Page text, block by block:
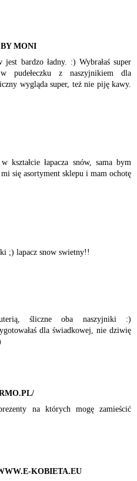
MONI
jest bardzo ładny. :) Wybrałaś super
pudełeczku z naszyjnikiem dla
wygląda super, też nie piję kawy.
kształcie łapacza snów, sama bym
się asortyment sklepu i mam ochotę
;) lapacz snow swietny!!
śliczne oba naszyjniki :)
dla świadkowej, nie dziwię
na których mogę zamieścić
KOBIETA.EU